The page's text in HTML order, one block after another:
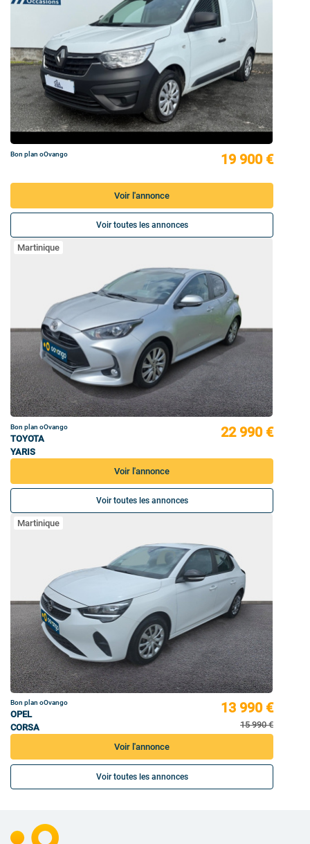
Bon plan oOvango 19 900 €
Voir l'annonce
Voir toutes les annonces
Martinique
Bon plan oOvango
TOYOTA
YARIS
22 990 €
Voir l'annonce
Voir toutes les annonces
Martinique
Bon plan oOvango
OPEL
CORSA
13 990 €
15 990 €
Voir l'annonce
Voir toutes les annonces